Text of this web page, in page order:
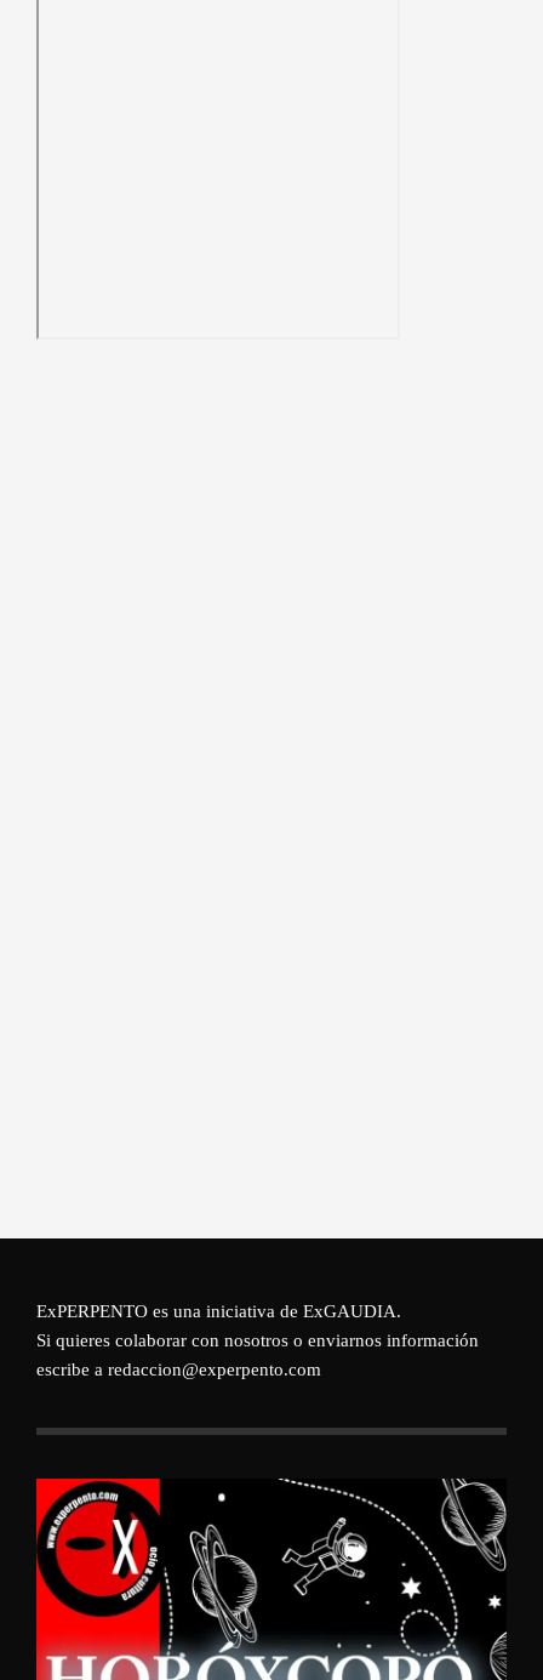
ExPERPENTO es una iniciativa de ExGAUDIA.
Si quieres colaborar con nosotros o enviarnos información
escribe a redaccion@experpento.com